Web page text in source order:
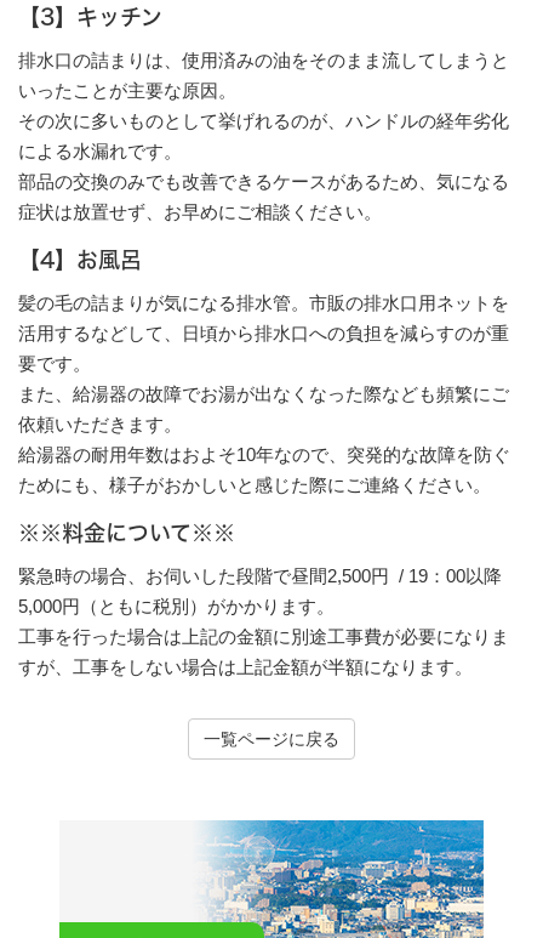
【3】キッチン
排水口の詰まりは、使用済みの油をそのまま流してしまうと
いったことが主要な原因。
その次に多いものとして挙げれるのが、ハンドルの経年劣化
による水漏れです。
部品の交換のみでも改善できるケースがあるため、気になる
症状は放置せず、お早めにご相談ください。
【4】お風呂
髪の毛の詰まりが気になる排水管。市販の排水口用ネットを
活用するなどして、日頃から排水口への負担を減らすのが重
要です。
また、給湯器の故障でお湯が出なくなった際なども頻繁にご
依頼いただきます。
給湯器の耐用年数はおよそ10年なので、突発的な故障を防ぐ
ためにも、様子がおかしいと感じた際にご連絡ください。
※※料金について※※
緊急時の場合、お伺いした段階で昼間2,500円 / 19：00以降
5,000円（ともに税別）がかかります。
工事を行った場合は上記の金額に別途工事費が必要になりま
すが、工事をしない場合は上記金額が半額になります。
一覧ページに戻る